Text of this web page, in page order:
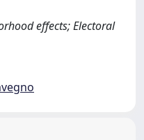
effects; Electoral